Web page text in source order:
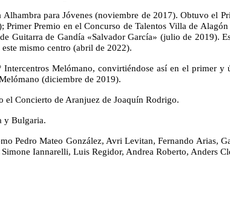
para Jóvenes (noviembre de 2017). Obtuvo el
Premio en el Concurso de Talentos Villa de
Guitarra de Gandía «Salvador García» (julio de 2019).
mismo centro (abril de 2022).
Melómano, convirtiéndose así en el primer
(diciembre de 2019).
Concierto de Aranjuez de Joaquín Rodrigo.
y Bulgaria.
Pedro Mateo González, Avri Levitan, Fernando Arias,
Iannarelli, Luis Regidor, Andrea Roberto, Anders